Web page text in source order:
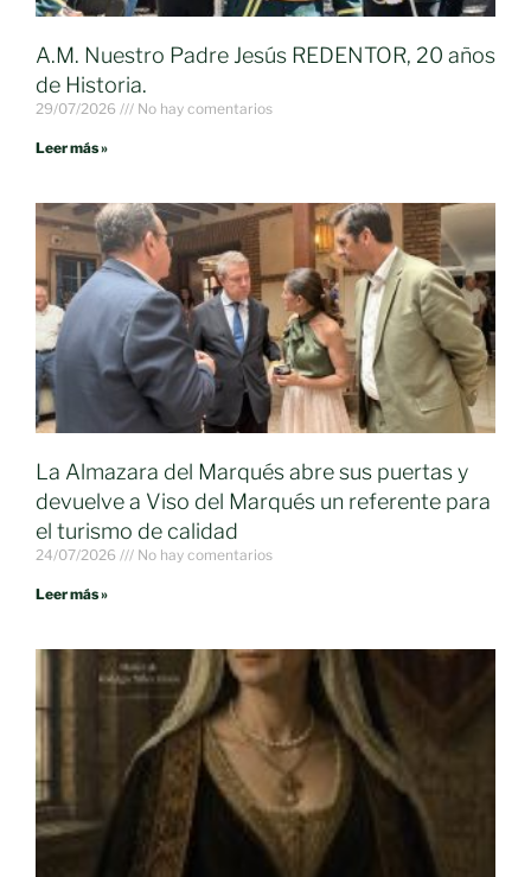
A.M. Nuestro Padre Jesús REDENTOR, 20 años
de Historia.
29/07/2026 No hay comentarios
Leer más »
La Almazara del Marqués abre sus puertas y
devuelve a Viso del Marqués un referente para
el turismo de calidad
24/07/2026 No hay comentarios
Leer más »